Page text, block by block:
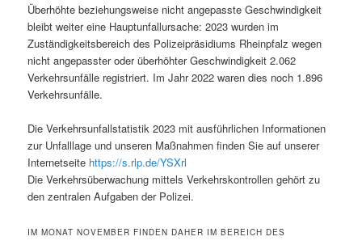
Überhöhte beziehungsweise nicht angepasste Geschwindigkeit
bleibt weiter eine Hauptunfallursache: 2023 wurden im
Zuständigkeitsbereich des Polizeipräsidiums Rheinpfalz wegen
nicht angepasster oder überhöhter Geschwindigkeit 2.062
Verkehrsunfälle registriert. Im Jahr 2022 waren dies noch 1.896
Verkehrsunfälle.
Die Verkehrsunfallstatistik 2023 mit ausführlichen Informationen
zur Unfalllage und unseren Maßnahmen finden Sie auf unserer
Internetseite https://s.rlp.de/YSXrl
Die Verkehrsüberwachung mittels Verkehrskontrollen gehört zu
den zentralen Aufgaben der Polizei.
IM MONAT NOVEMBER FINDEN DAHER IM BEREICH DES